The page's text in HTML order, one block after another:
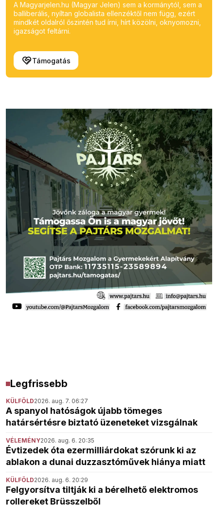
A Magyarjelen.hu (Magyar Jelen) sem a kormánytól, sem a
balliberális, nyíltan globalista ellenzéktől nem függ, ezért
mindkét oldalról őszintén tud írni, hírt közölni, oknyomozni,
igazságot feltárni.
Támogatás
Legfrissebb
KÜLFÖLD2026. aug. 7. 06:27
A spanyol hatóságok újabb tömeges
határsértésre biztató üzeneteket vizsgálnak
VÉLEMÉNY2026. aug. 6. 20:35
Évtizedek óta ezermilliárdokat szórunk ki az
ablakon a dunai duzzasztóművek hiánya miatt
KÜLFÖLD2026. aug. 6. 20:29
Felgyorsítva tiltják ki a bérelhető elektromos
rollereket Brüsszelből